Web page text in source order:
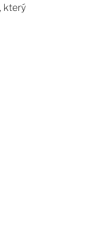
který